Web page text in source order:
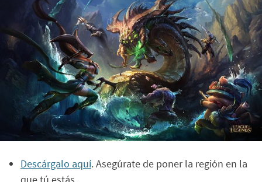
Descárgalo aquí. Asegúrate de poner la región en la